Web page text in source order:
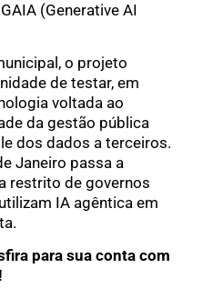
(Generative AI
o projeto
de testar, em
voltada ao
da gestão pública
dos dados a terceiros.
Janeiro passa a
restrito de governos
IA agêntica em
para sua conta com